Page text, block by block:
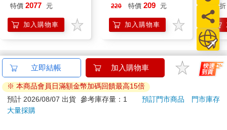
特價 2077 元
加入購物車
220 特價 209 元
加入購物車
折
訂購/退換貨須知
加入金石堂 LINE 官方帳號『完成綁定』，隨時掌握出貨動
態：
立即結帳 加入購物車
※ 本商品會員日滿額金幣加碼回饋最高15倍
預計 2026/08/07 出貨 參考庫存量：1 預訂門市商品
門市庫存
大量採購